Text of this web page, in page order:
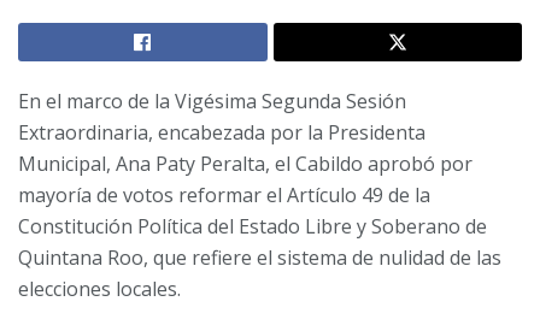
En el marco de la Vigésima Segunda Sesión
Extraordinaria, encabezada por la Presidenta
Municipal, Ana Paty Peralta, el Cabildo aprobó por
mayoría de votos reformar el Artículo 49 de la
Constitución Política del Estado Libre y Soberano de
Quintana Roo, que refiere el sistema de nulidad de las
elecciones locales.